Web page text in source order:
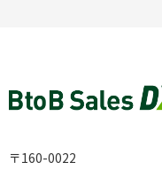
〒160-0022